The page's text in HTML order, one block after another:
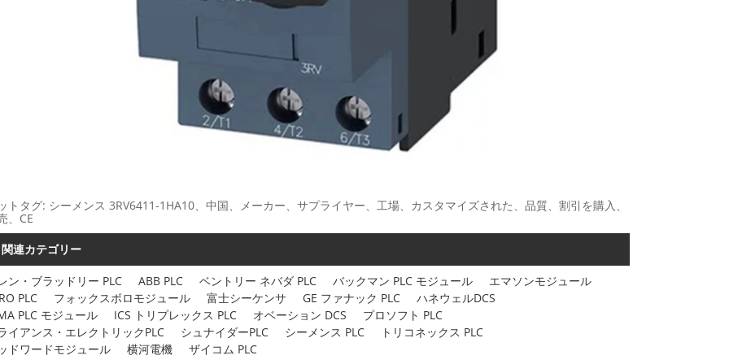
トタグ: シーメンス 3RV6411-1HA10、中国、メーカー、サプライヤー、工場、カスタマイズされた、品質、割引を購入、
、CE
関連カテゴリー
ン・ブラッドリー PLC ABB PLC ベントリー ネバダ PLC バックマン PLC モジュール
エマソンモジュール
PLC
フォックスボロモジュール 富士シーケンサ GE ファナック PLC
ハネウェルDCS
PLC モジュール
ICS トリプレックス PLC オベーション DCS
プロソフト PLC
イアンス・エレクトリックPLC
シュナイダーPLC シーメンス PLC
トリコネックス PLC
ドワードモジュール
横河電機 ザイコム PLC